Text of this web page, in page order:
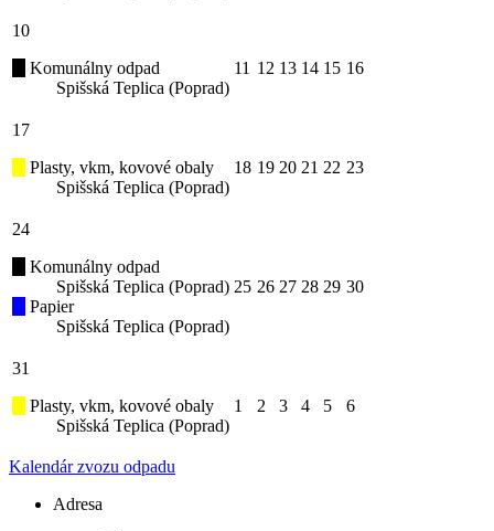
10
Komunálny odpad
Spišská Teplica (Poprad)
11 12 13 14 15 16
17
Plasty, vkm, kovové obaly
Spišská Teplica (Poprad)
18 19 20 21 22 23
24
Komunálny odpad
Spišská Teplica (Poprad)
Papier
Spišská Teplica (Poprad)
25 26 27 28 29 30
31
Plasty, vkm, kovové obaly
Spišská Teplica (Poprad)
1 2 3 4 5 6
Kalendár zvozu odpadu
Adresa